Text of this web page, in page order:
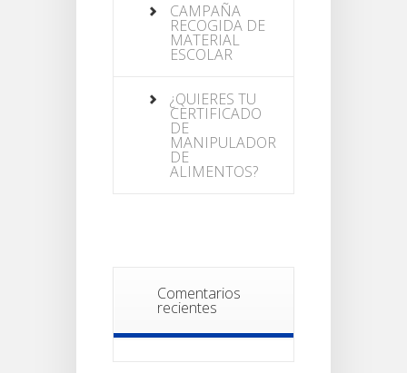
CAMPAÑA
RECOGIDA DE
MATERIAL
ESCOLAR
¿QUIERES TU
CERTIFICADO
DE
MANIPULADOR
DE
ALIMENTOS?
Comentarios
recientes